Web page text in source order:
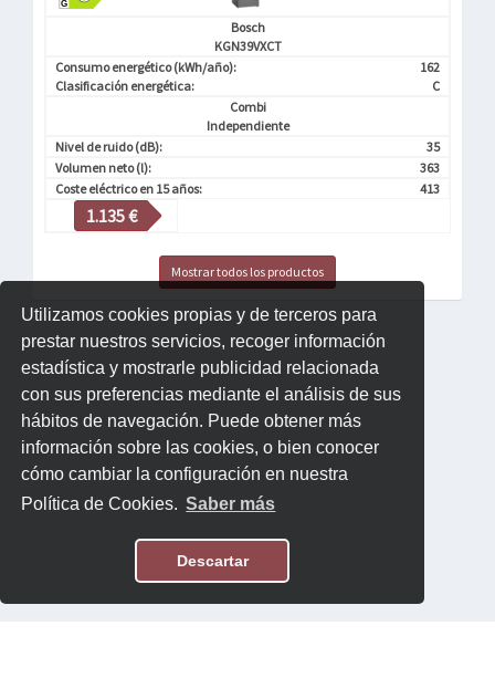
Utilizamos cookies propias y de terceros para
prestar nuestros servicios, recoger información
estadística y mostrarle publicidad relacionada
con sus preferencias mediante el análisis de sus
hábitos de navegación. Puede obtener más
información sobre las cookies, o bien conocer
cómo cambiar la configuración en nuestra
Política de Cookies. Saber más
Descartar
Bosch
KGN39VXCT
Consumo energético (kWh/año):
162
Clasificación energética:
C
Combi
Independiente
Nivel de ruido (dB):
35
Volumen neto (l):
363
Coste eléctrico en 15 años:
413
1.135 €
Mostrar todos los productos